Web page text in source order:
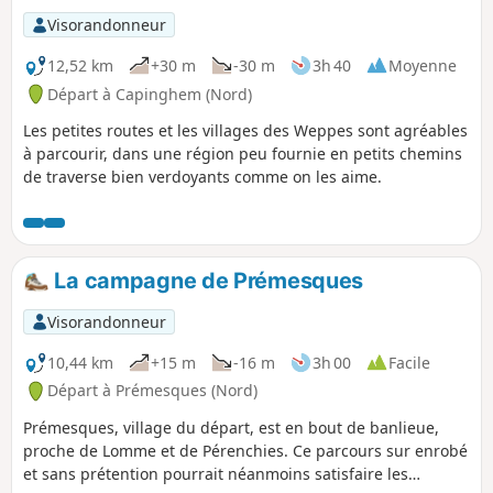
Visorandonneur
12,52 km
+30 m -30 m 3h 40
Moyenne
Départ à Capinghem (Nord)
Les petites routes et les villages des Weppes sont agréables
à parcourir, dans une région peu fournie en petits chemins
de traverse bien verdoyants comme on les aime.
La campagne de Prémesques
Visorandonneur
10,44 km
+15 m -16 m 3h 00
Facile
Départ à Prémesques (Nord)
Prémesques, village du départ, est en bout de banlieue,
proche de Lomme et de Pérenchies. Ce parcours sur enrobé
et sans prétention pourrait néanmoins satisfaire les